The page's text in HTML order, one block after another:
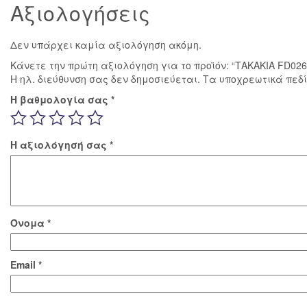
Αξιολογήσεις
Δεν υπάρχει καμία αξιολόγηση ακόμη.
Κάνετε την πρώτη αξιολόγηση για το προϊόν: “ΤΑΚΑΚΙΑ
Η ηλ. διεύθυνση σας δεν δημοσιεύεται. Τα υποχρεωτικά
Η βαθμολογία σας *
Η αξιολόγησή σας *
Όνομα *
Email *